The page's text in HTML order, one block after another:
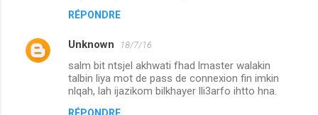
RÉPONDRE
Unknown 18/7/16
salm bit ntsjel akhwati fhad lmaster walakin
talbin liya mot de pass de connexion fin imkin
nlqah, lah ijazikom bilkhayer lli3arfo ihtto hna.
RÉPONDRE